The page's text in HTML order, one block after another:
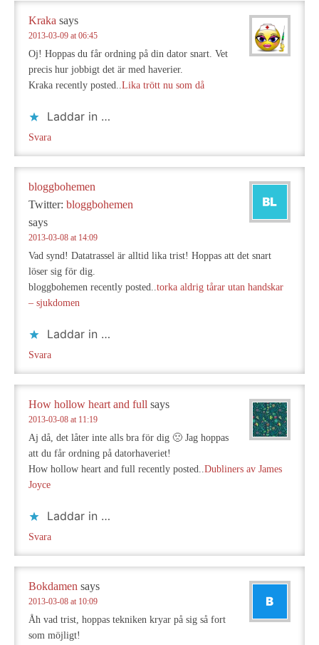
Kraka says
2013-03-09 at 06:45
Oj! Hoppas du får ordning på din dator snart. Vet
precis hur jobbigt det är med haverier.
Kraka recently posted..Lika trött nu som då
Laddar in …
Svara
bloggbohemen
Twitter: bloggbohemen
says
2013-03-08 at 14:09
Vad synd! Datatrassel är alltid lika trist! Hoppas att det snart
löser sig för dig.
bloggbohemen recently posted..torka aldrig tårar utan handskar
– sjukdomen
Laddar in …
Svara
How hollow heart and full says
2013-03-08 at 11:19
Aj då, det låter inte alls bra för dig 🙁 Jag hoppas
att du får ordning på datorhaveriet!
How hollow heart and full recently posted..Dubliners av James
Joyce
Laddar in …
Svara
Bokdamen says
2013-03-08 at 10:09
Åh vad trist, hoppas tekniken kryar på sig så fort
som möjligt!